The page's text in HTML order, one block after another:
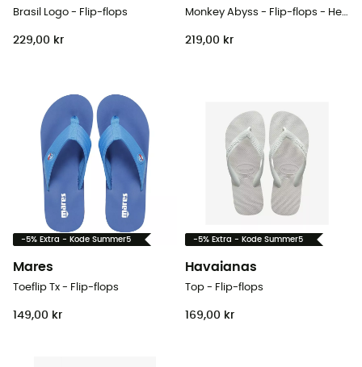
Brasil Logo - Flip-flops
229,00 kr 219,00 kr
-5% Extra - Kode Summer5
Mares
Toeflip Tx - Flip-flops
149,00 kr
-5% Extra - Kode Summer5
Havaianas
Top - Flip-flops
169,00 kr